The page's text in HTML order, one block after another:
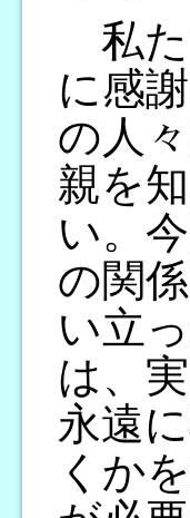
私た
に感
の人
親を
い。
の関
い立
は、
永遠
くか